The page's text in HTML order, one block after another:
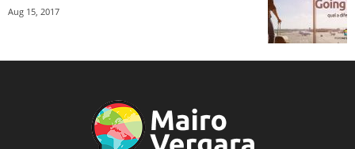
Aug 15, 2017